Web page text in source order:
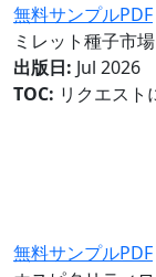
無料サンプルPDF
ミレット種子市場
出版日: Jul 2026
TOC: リクエスト
無料サンプルPDF